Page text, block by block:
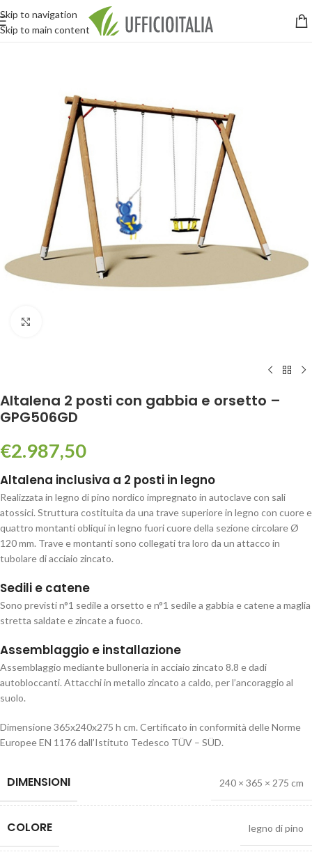
Skip to navigation
Skip to main content
Altalena 2 posti con gabbia e orsetto –
GPG506GD
€2.987,50
Altalena inclusiva a 2 posti in legno
Realizzata in legno di pino nordico impregnato in autoclave con sali
atossici. Struttura costituita da una trave superiore in legno con cuore e
quattro montanti obliqui in legno fuori cuore della sezione circolare Ø
120 mm. Trave e montanti sono collegati tra loro da un attacco in
tubolare di acciaio zincato.
Sedili e catene
Sono previsti n°1 sedile a orsetto e n°1 sedile a gabbia e catene a maglia
stretta saldate e zincate a fuoco.
Assemblaggio e installazione
Assemblaggio mediante bulloneria in acciaio zincato 8.8 e dadi
autobloccanti. Attacchi in metallo zincato a caldo, per l’ancoraggio al
suolo.
Dimensione 365x240x275 h cm. Certificato in conformità delle Norme
Europee EN 1176 dall’Istituto Tedesco TÜV – SÜD.
DIMENSIONI 240 × 365 × 275 cm
COLORE legno di pino